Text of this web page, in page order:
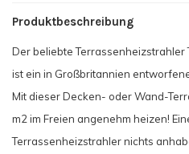
Produktbeschreibung
Der beliebte
ist ein in Großbritannien
Mit dieser Decken- oder Wand-
m2 im Freien angenehm heizen!
Terrassenheizstrahler nichts